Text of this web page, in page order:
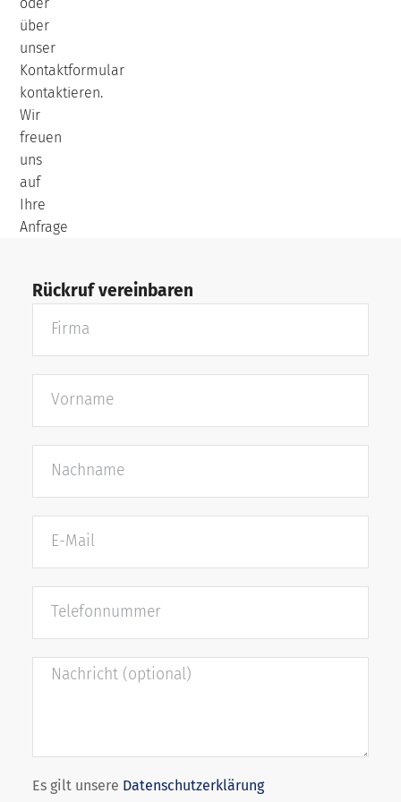
über
unser
Kontaktformular
kontaktieren.
Wir
freuen
uns
auf
Ihre
Anfrage
Rückruf vereinbaren
Es gilt unsere Datenschutzerklärung